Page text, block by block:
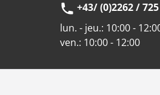
+43/ (0)2262 /
lun. - jeu.: 10:00 -
ven.: 10:00 - 12:00